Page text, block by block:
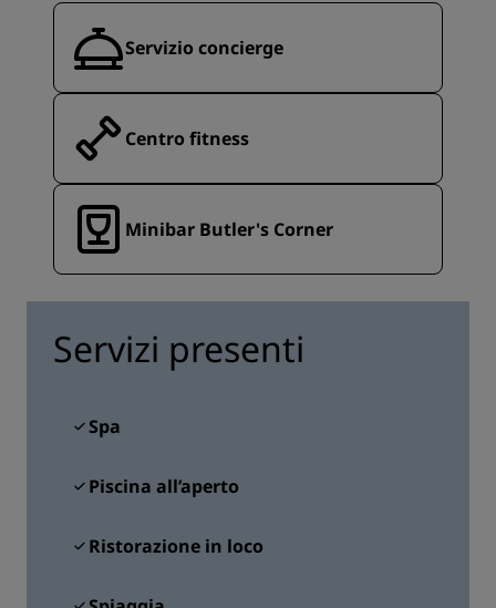
Servizio concierge
Centro fitness
Minibar Butler's Corner
Servizi presenti
Spa
Piscina all’aperto
Ristorazione in loco